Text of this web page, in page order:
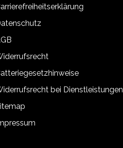
bei Dienstleistungen